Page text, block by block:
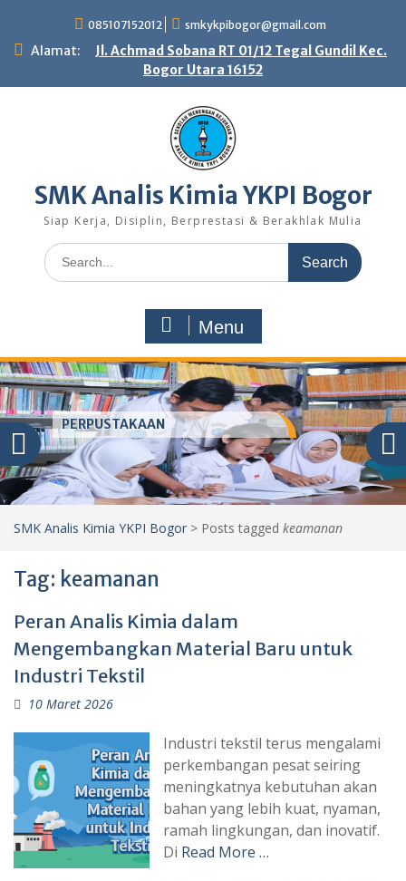
content
085107152012 smkykpibogor@gmail.com
Alamat:
Jl. Achmad Sobana RT 01/12 Tegal Gundil Kec.
Bogor Utara 16152
SMK Analis Kimia YKPI Bogor
Siap Kerja, Disiplin, Berprestasi & Berakhlak Mulia
Search
for:
Menu
PERPUSTAKAAN
SMK Analis Kimia YKPI Bogor > Posts tagged keamanan
Tag: keamanan
Peran Analis Kimia dalam
Mengembangkan Material Baru untuk
Industri Tekstil
10 Maret 2026
Industri tekstil terus mengalami
perkembangan pesat seiring
meningkatnya kebutuhan akan
bahan yang lebih kuat, nyaman,
ramah lingkungan, dan inovatif.
Di Read More …